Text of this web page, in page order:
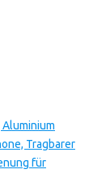
Aluminium
Tragbarer
für